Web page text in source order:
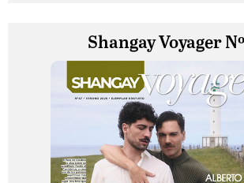
Shangay Voyager